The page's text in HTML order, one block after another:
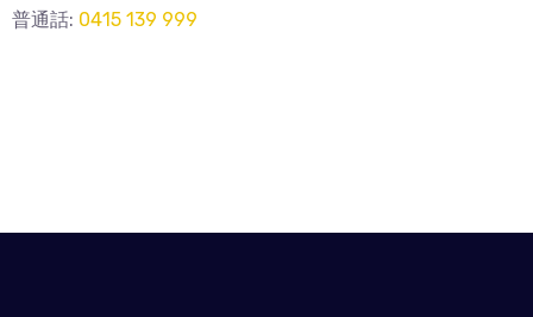
普通話: 0415 139 999